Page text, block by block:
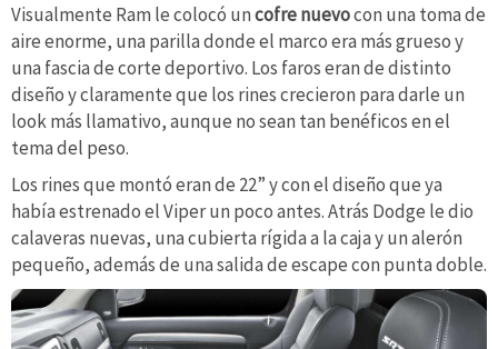
Visualmente Ram le colocó uncofre nuevocon una toma de
aire enorme, una parilla donde el marco era más grueso y
una fascia de corte deportivo. Los faros eran de distinto
diseño y claramente que los rines crecieron para darle un
look más llamativo, aunque no sean tan benéficos en el
tema del peso.
Los rines que montó eran de 22” y con el diseño que ya
había estrenado el Viper un poco antes. Atrás Dodge le dio
calaveras nuevas, una cubierta rígida a la caja y un alerón
pequeño, además de una salida de escape con punta doble.